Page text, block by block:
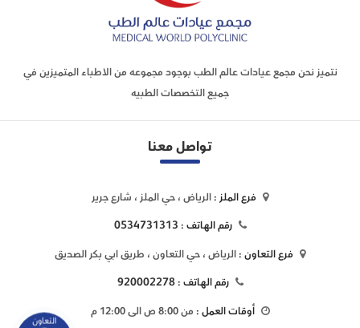
نتميز نحن مجمع عيادات عالم الطب بوجود مجموعه من الاطباء المتميزين في
جميع التخصصات الطبيه
تواصل معنا
فرع الملز :الرياض ، حي الملز ، شارع جرير
رقم الهاتف :0534731313
فرع التعاون :الرياض ، حي التعاون ، طريق ابي بكر الصديق
رقم الهاتف :920002278
أوقات العمل :من 8:00 ص الى 12:00 م التعاون